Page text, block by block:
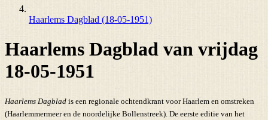
Haarlems Dagblad (18-05-1951)
Haarlems Dagblad van vrijdag
18-05-1951
Haarlems Dagblad is een regionale ochtendkrant voor Haarlem en omstreken
(Haarlemmermeer en de noordelijke Bollenstreek). De eerste editie van het